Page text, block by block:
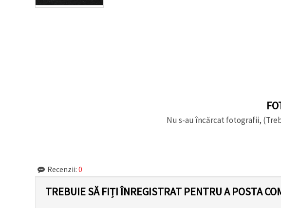
Nu s-au încărcat fotografii,
Recenzii: 0
TREBUIE SĂ FIȚI ÎNREGISTRAT PENTRU A POSTA